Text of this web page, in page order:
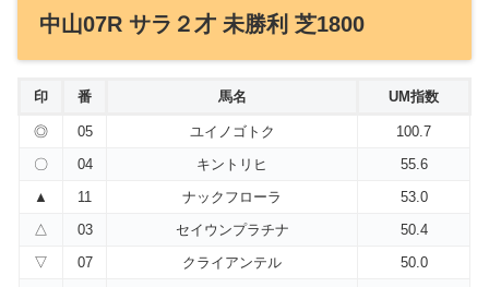
中山07R サラ２才 未勝利 芝1800
印 番 馬名 UM指数
◎ 05 ユイノゴトク
100.7
〇
04 キントリヒ
55.6
▲
11 ナックフローラ
53.0
△
03 セイウンプラチナ
50.4
▽
07 クライアンテル
50.0